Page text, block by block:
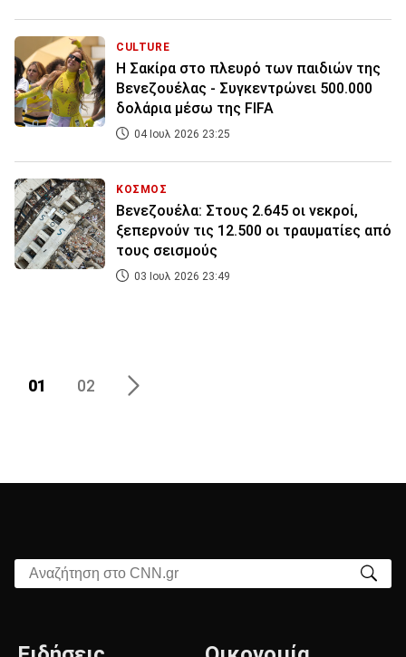
CULTURE
Η Σακίρα στο πλευρό των παιδιών της
Βενεζουέλας - Συγκεντρώνει 500.000
δολάρια μέσω της FIFA
04 Ιουλ 2026 23:25
ΚΟΣΜΟΣ
Βενεζουέλα: Στους 2.645 οι νεκροί,
ξεπερνούν τις 12.500 οι τραυματίες από
τους σεισμούς
03 Ιουλ 2026 23:49
01 02
Αναζήτηση στο CNN.gr